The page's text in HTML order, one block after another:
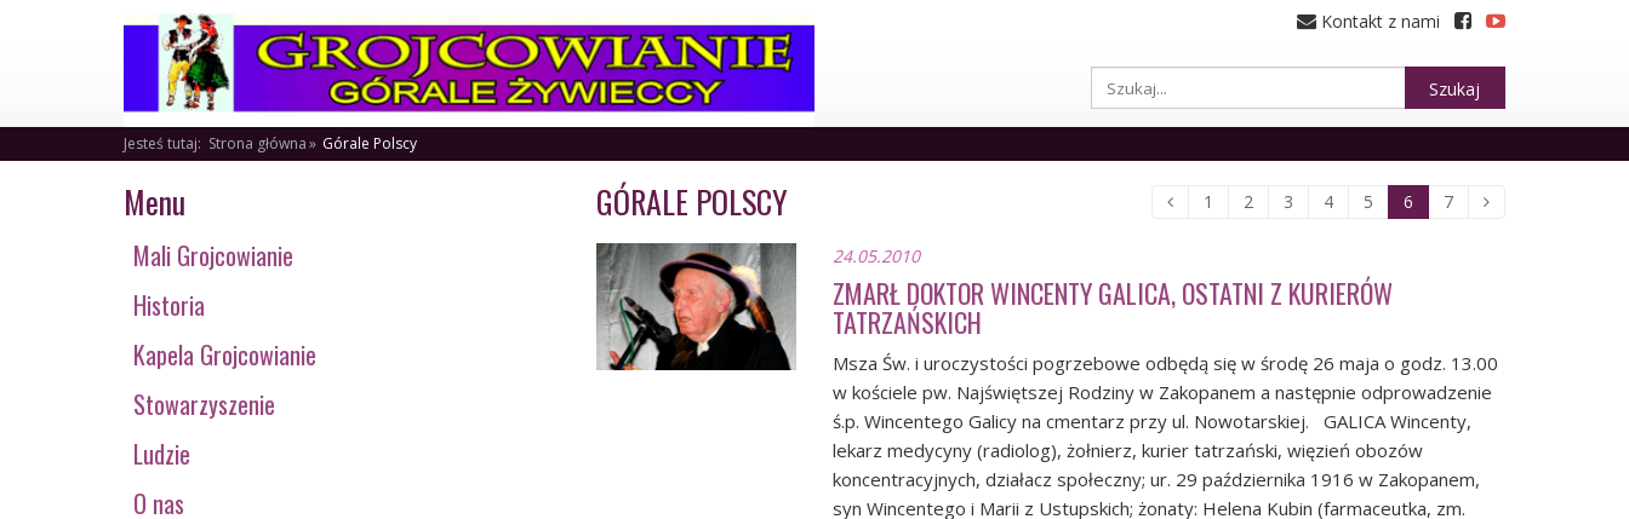
Kontakt z nami
Szukaj
Jesteś tutaj: Strona główna Górale Polscy
Menu
Mali Grojcowianie
Historia
Kapela Grojcowianie
Stowarzyszenie
Ludzie
O nas
GÓRALE POLSCY 1 2 3 4 5 6 7
24.05.2010
ZMARŁ DOKTOR WINCENTY GALICA, OSTATNI Z KURIERÓW
TATRZAŃSKICH
Msza Św. i uroczystości pogrzebowe odbędą się w środę 26 maja o godz. 13.00
w kościele pw. Najświętszej Rodziny w Zakopanem a następnie odprowadzenie
ś.p. Wincentego Galicy na cmentarz przy ul. Nowotarskiej. GALICA Wincenty,
lekarz medycyny (radiolog), żołnierz, kurier tatrzański, więzień obozów
koncentracyjnych, działacz społeczny; ur. 29 października 1916 w Zakopanem,
syn Wincentego i Marii z Ustupskich; żonaty: Helena Kubin (farmaceutka, zm.